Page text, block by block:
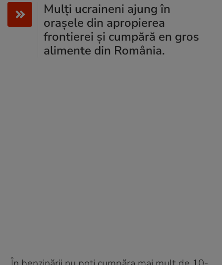
Mulți ucraineni ajung în
orașele din apropierea
frontierei și cumpără en gros
alimente din România.